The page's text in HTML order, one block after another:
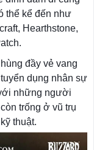
thể kể đến như
Hearthstone,
đầy vẻ vang
dụng nhân sự
những người
trống ở vũ trụ
thuật.